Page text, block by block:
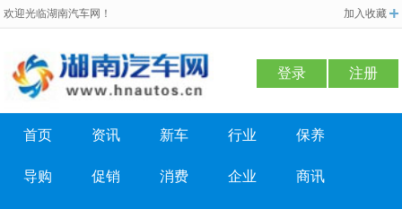
欢迎光临湖南汽车网！ 加入收藏
登录 注册
首页 资讯 新车 行业 保养
导购 促销 消费 企业 商讯